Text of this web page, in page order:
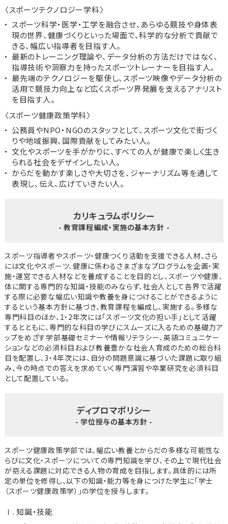
〈スポーツテクノロジー学科〉
スポーツ科学・医学・工学を融合させ、あらゆる競技や身体表
現の世界、健康づくりといった場面で、科学的な分析で貢献で
きる、幅広い指導者を目指す人。
最新のトレーニング理論や、データ分析の方法だけではなく、
指導技術や洞察力を持ったスポーツトレーナーを目指す人。
最先端のテクノロジーを駆使し、スポーツ映像やデータ分析の
活用で競技力向上など広くスポーツ界発展を支えるアナリスト
を目指す人。
〈スポーツ健康政策学科〉
公務員やNPO・NGOのスタッフとして、スポーツ文化で街づく
りや地域振興、国際貢献をしてみたい人。
文化やスポーツを手がかりに、すべての人が健康で楽しく生き
られる社会をデザインしたい人。
からだを動かす楽しさや大切さを、ジャーナリズム等を通して
表現し、伝え、広げていきたい人。
カリキュラムポリシー
- 教育課程編成・実施の基本方針 -
スポーツ指導者やスポーツ・健康つくり活動を支援できる人材、さら
には文化やスポーツ、健康に係わるさまざまなプログラムを企画・実
施・運営できる人材などを養成することを目的とし、スポーツや健康、
体に関する専門的な知識・技能のみならず、社会人として各界で活躍
する際に必要な幅広い知識や教養を身につけることができるように
するという基本方針に基づき、教育課程を編成し、実施する。多様な
専門科目のほか、1・2年次には「スポーツ文化の担い手」として活躍
するとともに、専門的な科目の学びにスムーズに入るための基礎力ア
ップをめざす学部基礎セミナーや情報リテラシー、英語コミュニケー
ションなどの必須科目および教養豊かな社会人育成のための総合科
目を配置し、3・4年次には、自分の問題意識に基づいた課題に取り組
み、今の時点での答えを求めていく専門演習や卒業研究を必須科目
として配置している。
ディプロマポリシー
- 学位授与の基本方針 -
スポーツ健康政策学部では、幅広い教養とからだの多様な可能性な
らびに文化・スポーツについての専門知識を学び、その上で現代社会
が抱える課題に対応できる人物の育成を目指します。具体的には所
定の単位を修得し、以下の知識・能力等を身につけた学生に「学士
（スポーツ健康政策学）」の学位を授与します。
Ⅰ. 知識・技能